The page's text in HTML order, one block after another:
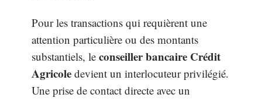
Pour les transactions qui requièrent une
attention particulière ou des montants
substantiels, le conseiller bancaire Crédit
Agricole devient un interlocuteur privilégié.
Une prise de contact directe avec un